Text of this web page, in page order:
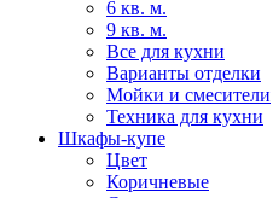
6 кв. м.
9 кв. м.
Все для кухни
Варианты отделки
Мойки и смесители
Техника для кухни
Шкафы-купе
Цвет
Коричневые